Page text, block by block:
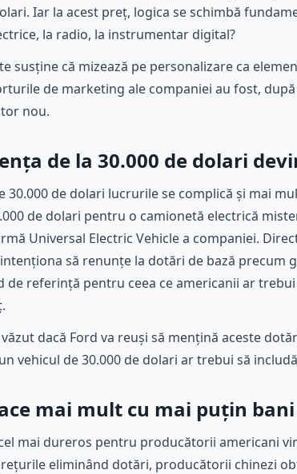
Iar la acest preț, logica se schimbă
la radio, la instrumentar digital?
susține că mizează pe personalizare ca
de marketing ale companiei au fost,
nou.
de la 30.000 de dolari
30.000 de dolari lucrurile se complică și mai
de dolari pentru o camionetă electrică
Universal Electric Vehicle a companiei.
să renunțe la dotări de bază precum
de referință pentru ceea ce americanii ar
văzut dacă Ford va reuși să mențină aceste
vehicul de 30.000 de dolari ar trebui să
mai mult cu mai puțin
mai dureros pentru producătorii americani
eliminând dotări, producătorii chinezi